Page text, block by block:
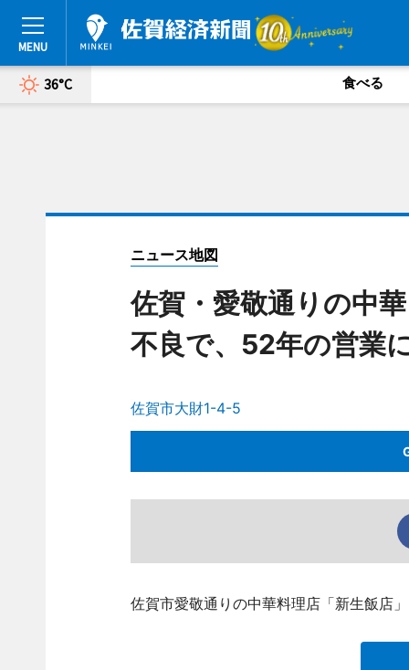
36°C 食べる
ニュース地図
佐賀・愛敬通りの中
不良で、52年の営業
佐賀市大財1-4-5
佐賀市愛敬通りの中華料理店「新生飯店